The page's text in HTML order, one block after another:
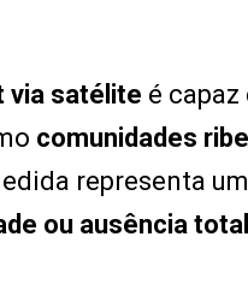
via satélite é capaz
comunidades
representa um
ou ausência